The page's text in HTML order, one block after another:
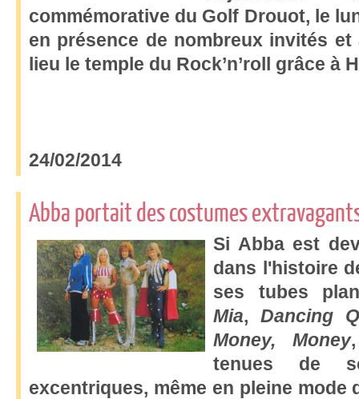
commémorative du Golf Drouot, le
en présence de nombreux invités
lieu le temple du Rock’n’roll grâce à
24/02/2014
Abba portait des costumes
Si Abba est
dans l'histoire
ses tubes
Mia, Dancing
Money, Money
tenues de
excentriques, même en pleine mode